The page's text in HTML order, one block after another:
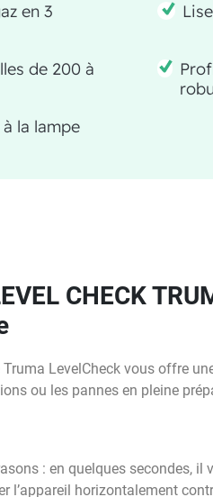
en 3
de 200 à
la lampe
CHECK
LevelCheck vous offre
ou les pannes en pleine
: en quelques secondes,
l’appareil horizontalement